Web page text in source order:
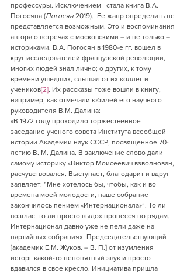
профессуры. Исключением   стала книга В.А.
Погосяна (Погосян 2019).  Ее жанр определить не
представляется возможным. Это и воспоминания
автора о встречах с московскими – и не только –
историками. В.А. Погосян в 1980-е гг. вошел в
круг исследователей французской революции,
многих людей знал лично; о других, к тому
времени ушедших, слышал от их коллег и
учеников[2] . Их рассказы тоже вошли в книгу,
например, как отмечали юбилей его научного
руководителя В.М. Далина:
«В 1972 году проходило торжественное
заседание ученого совета Института всеобщей
истории Академии наук СССР, посвященное 70-
летию В. М. Далина. В заключение слово дали
самому историку «Виктор Моисеевич взволнован,
расчувствовался. Выступает, благодарит и вдруг
заявляет: “Мне хотелось бы, чтобы, как и во
времена моей молодости, наше собрание
закончилось пением «Интернационала»”. То ли
возглас, то ли просто выдох пронесся по рядам.
Интернационал давно уже не пели даже на
партийных собраниях. Председательствующий
[академик Е.М. Жуков. – В. П.] от изумления
исторг какой-то непонятный звук и просто
вдавился в свое кресло. Инициатива пришла